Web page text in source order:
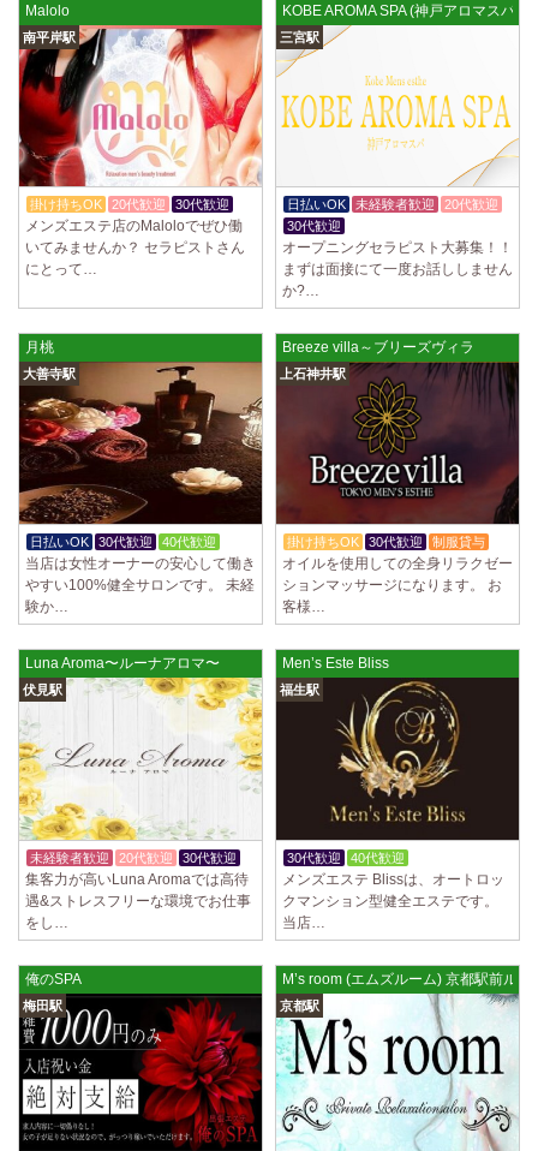
Malolo
南平岸駅
掛け持ちOK 20代歓迎 30代歓迎
メンズエステ店のMaloloでぜひ働
いてみませんか？ セラピストさん
にとって…
KOBE AROMA SPA (神戸アロマスパ)
三宮駅
日払いOK 未経験者歓迎
20代歓迎
30代歓迎
オープニングセラピスト大募集！！
まずは面接にて一度お話ししません
か?…
月桃
大善寺駅
日払いOK 30代歓迎 40代歓迎
当店は女性オーナーの安心して働き
やすい100%健全サロンです。 未経
験か…
Breeze villa～ブリーズヴィラ
上石神井駅
掛け持ちOK 30代歓迎 制服貸与
オイルを使用しての全身リラクゼー
ションマッサージになります。 お
客様…
Luna Aroma〜ルーナアロマ〜
伏見駅
未経験者歓迎 20代歓迎 30代歓迎
集客力が高いLuna Aromaでは高待
遇&ストレスフリーな環境でお仕事
をし…
Men’s Este Bliss
福生駅
30代歓迎 40代歓迎
メンズエステ Blissは、オートロッ
クマンション型健全エステです。
当店…
俺のSPA
梅田駅
M’s room (エムズルーム) 京都駅前ルー
京都駅